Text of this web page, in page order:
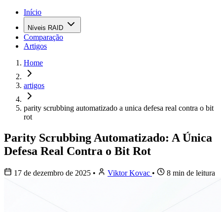
Início
Níveis RAID
Comparação
Artigos
Home
artigos
parity scrubbing automatizado a unica defesa real contra o bit
rot
Parity Scrubbing Automatizado: A Única
Defesa Real Contra o Bit Rot
17 de dezembro de 2025 • Viktor Kovac • 8 min de leitura